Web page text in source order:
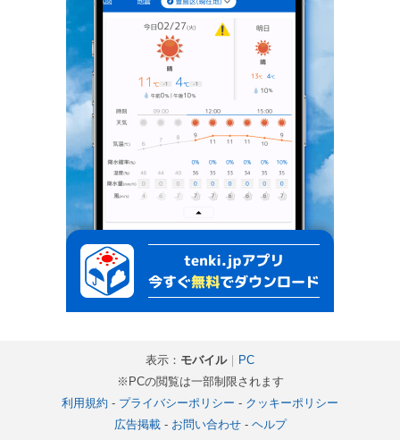
表示： モバイル｜
PC
※PCの閲覧は一部制限されます
利用規約 - プライバシーポリシー - クッキーポリシー
広告掲載- お問い合わせ- ヘルプ